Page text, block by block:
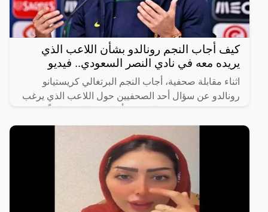
كيف أجاب النجم رونالدو بشأن اللاعب الذي
يريده معه في نادي النصر السعودي.. فيديو
اثناء مقابلة صحفية، أجاب النجم البرتغالي كريستيانو
رونالدو عن سؤال أحد الصحفيين حول اللاعب الذي يرغب
“أختارك أنت،